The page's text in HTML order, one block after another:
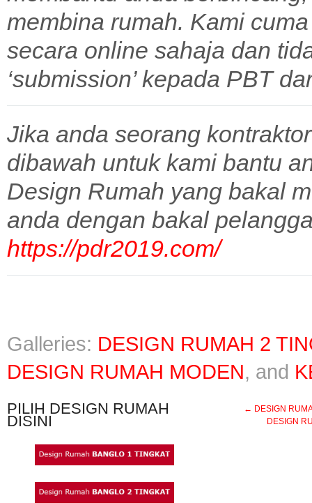
membina rumah. Kami
secara online sahaja dan
‘submission’ kepada PBT
Jika anda seorang
dibawah untuk kami bantu
Design Rumah yang bakal
anda dengan bakal
https://pdr2019.com/
Galleries: DESIGN RUMAH 2
DESIGN RUMAH MODEN, and
← DESIGN
DESIGN
PILIH DESIGN RUMAH
DISINI